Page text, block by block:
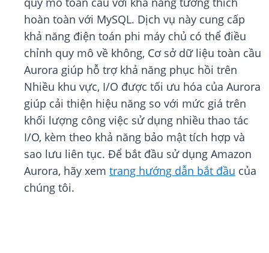
hoàn toàn với MySQL. Dịch vụ này cung cấp
khả năng điện toán phi máy chủ có thể điều
chỉnh quy mô về không, Cơ sở dữ liệu toàn cầu
Aurora giúp hỗ trợ khả năng phục hồi trên
Nhiều khu vực, I/O được tối ưu hóa của Aurora
giúp cải thiện hiệu năng so với mức giá trên
khối lượng công việc sử dụng nhiều thao tác
I/O, kèm theo khả năng bảo mật tích hợp và
sao lưu liên tục. Để bắt đầu sử dụng Amazon
Aurora, hãy xem trang hướng dẫn bắt đầu của
chúng tôi.